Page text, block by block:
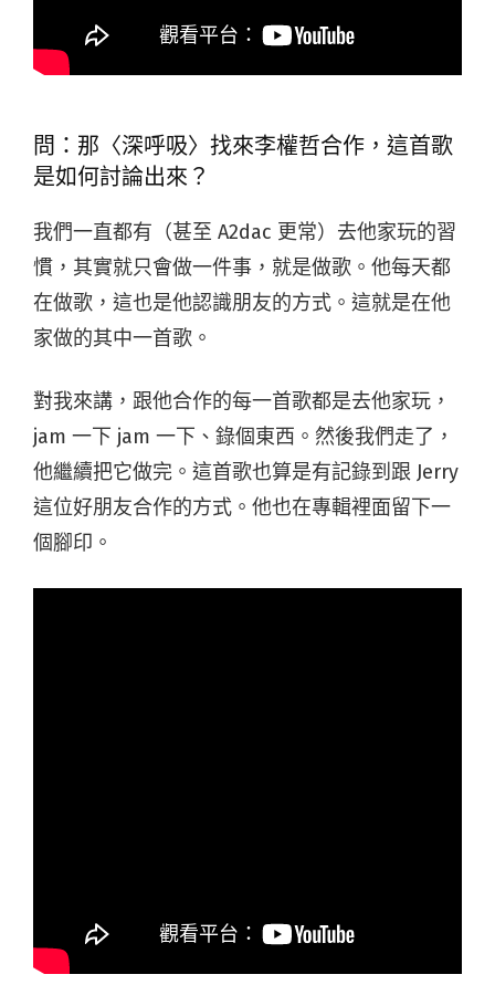
問：那〈深呼吸〉找來李權哲合作，這首歌
是如何討論出來？
我們一直都有（甚至 A2dac 更常）去他家玩的習
慣，其實就只會做一件事，就是做歌。他每天都
在做歌，這也是他認識朋友的方式。這就是在他
家做的其中一首歌。
對我來講，跟他合作的每一首歌都是去他家玩，
jam 一下 jam 一下、錄個東西。然後我們走了，
他繼續把它做完。這首歌也算是有記錄到跟 Jerry
這位好朋友合作的方式。他也在專輯裡面留下一
個腳印。